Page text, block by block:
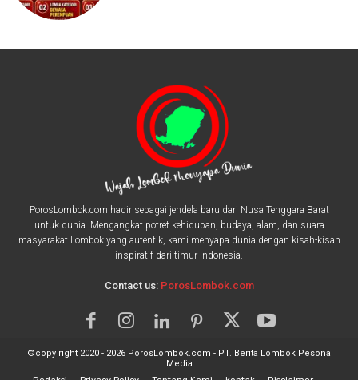
PorosLombok.com hadir sebagai jendela baru dari Nusa Tenggara Barat
untuk dunia. Mengangkat potret kehidupan, budaya, alam, dan suara
masyarakat Lombok yang autentik, kami menyapa dunia dengan kisah-kisah
inspiratif dari timur Indonesia.
Contact us: PorosLombok.com
©copy right 2020 - 2026 PorosLombok.com - PT. Berita Lombok Pesona
Media